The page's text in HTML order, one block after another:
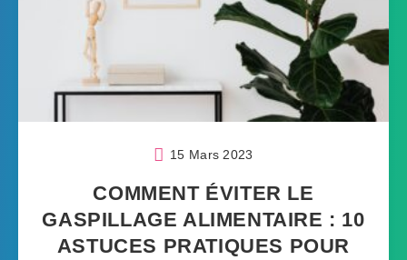
15 Mars 2023
COMMENT ÉVITER LE
GASPILLAGE ALIMENTAIRE : 10
ASTUCES PRATIQUES POUR